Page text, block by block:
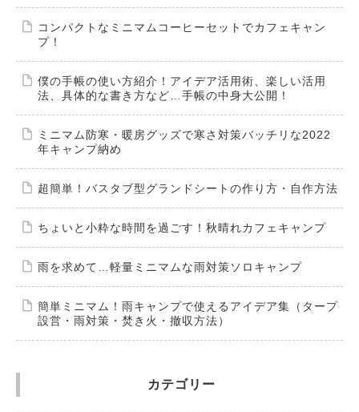
コンパクトなミニマムコーヒーセットでカフェキャン
プ！
僕の手帳の使い方紹介！アイデア活用術、楽しい活用
法、具体的な書き方など…手帳の中身大公開！
ミニマム防寒・暖房グッズで寒さ対策バッチリな2022
年キャンプ納め
超簡単！バスタブ型グランドシートの作り方・自作方法
ちょいと小粋な時間を過ごす！秋晴れカフェキャンプ
雨を求めて…軽量ミニマムな雨対策ソロキャンプ
簡単ミニマム！雨キャンプで使えるアイデア集（タープ
設営・雨対策・焚き火・撤収方法）
カテゴリー